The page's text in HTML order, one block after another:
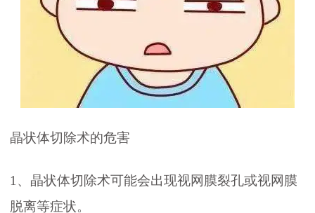
晶状体切除术的危害
1、晶状体切除术可能会出现视网膜裂孔或视网膜
脱离等症状。